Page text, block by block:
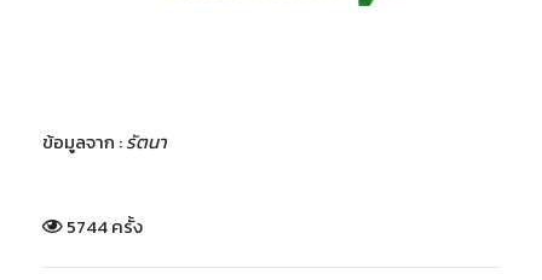
ข้อมูลจาก :รัตนา
5744 ครั้ง